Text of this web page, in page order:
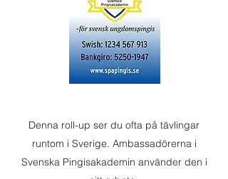
Denna roll-up ser du ofta på tävlingar
runtom i Sverige. Ambassadörerna i
Svenska Pingisakademin använder den i